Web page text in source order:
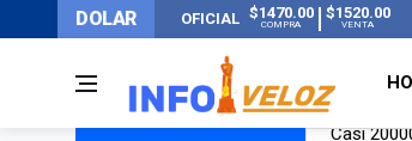
DOLAR OFICIAL $1470.00
COMPRA
$1520.00
VENTA